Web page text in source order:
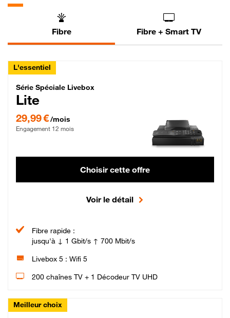
Fibre Fibre + Smart TV
L'essentiel
Série Spéciale Livebox Lite Fibre
Série Spéciale Livebox
Lite
29,99 €/mois
Engagement 12 mois
Choisir cette offre
Voir le détail
Fibre rapide :
jusqu'à ↓ 1 Gbit/s ↑ 700 Mbit/s
Livebox 5 : Wifi 5
200 chaînes TV + 1 Décodeur TV UHD
Meilleur choix